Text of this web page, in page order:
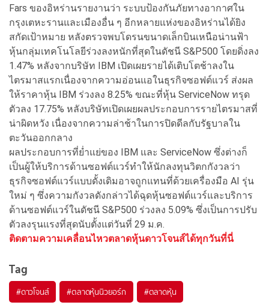
Fars ของอิหร่านรายงานว่า ระบบป้องกันภัยทางอากาศใน
กรุงเตหะรานและเมืองอื่น ๆ อีกหลายแห่งของอิหร่านได้ยิง
สกัดเป้าหมาย หลังตรวจพบโดรนขนาดเล็กบินเหนือน่านฟ้า
หุ้นกลุ่มเทคโนโลยีร่วงลงหนักที่สุดในดัชนี S&P500 โดยดิ่งลง
1.47% หลังจากบริษัท IBM เปิดเผยรายได้เติบโตช้าลงใน
ไตรมาสแรกเนื่องจากความอ่อนแอในธุรกิจซอฟต์แวร์ ส่งผล
ให้ราคาหุ้น IBM ร่วงลง 8.25% ขณะที่หุ้น ServiceNow ทรุด
ตัวลง 17.75% หลังบริษัทเปิดเผยผลประกอบการรายไตรมาสที่
น่าผิดหวัง เนื่องจากความล่าช้าในการปิดดีลกับรัฐบาลใน
ตะวันออกกลาง
ผลประกอบการที่ย่ำแย่ของ IBM และ ServiceNow ซึ่งต่างก็
เป็นผู้ให้บริการด้านซอฟต์แวร์ทำให้นักลงทุนวิตกกังวลว่า
ธุรกิจซอฟต์แวร์แบบดั้งเดิมอาจถูกแทนที่ด้วยเครื่องมือ AI รุ่น
ใหม่ ๆ ซึ่งความกังวลดังกล่าวได้ฉุดหุ้นซอฟต์แวร์และบริการ
ด้านซอฟต์แวร์ในดัชนี S&P500 ร่วงลง 5.09% ซึ่งเป็นการปรับ
ตัวลงรุนแรงที่สุดนับตั้งแต่วันที่ 29 ม.ค.
ติดตามความเคลื่อนไหวตลาดหุ้นดาวโจนส์ได้ทุกวันที่นี่
Tag
#ดาวโจนส์ #ตลาดหุ้นนิวยอร์ก #ตลาดหุ้น